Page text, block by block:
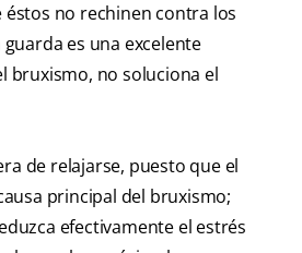
no rechinen contra los
es una excelente
bruxismo, no soluciona el
de relajarse, puesto que el
principal del bruxismo;
efectivamente el estrés